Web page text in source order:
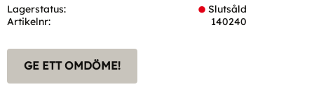
Lagerstatus
Slutsåld
Artikelnr
140240
GE ETT OMDÖME!